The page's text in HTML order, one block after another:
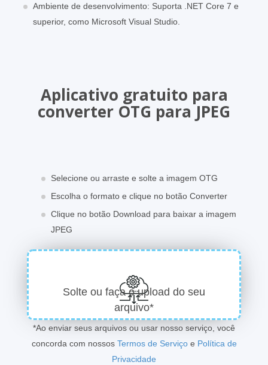
Ambiente de desenvolvimento: Suporta .NET Core 7 e
superior, como Microsoft Visual Studio.
Aplicativo gratuito para
converter OTG para JPEG
Selecione ou arraste e solte a imagem OTG
Escolha o formato e clique no botão Converter
Clique no botão Download para baixar a imagem
JPEG
Solte ou faça o upload do seu
arquivo*
*Ao enviar seus arquivos ou usar nosso serviço, você
concorda com nossos Termos de Serviçoe Política de
Privacidade